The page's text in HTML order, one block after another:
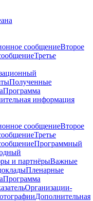
сообщениеВторое
Третье
Полученные
Программа
информация
сообщениеВторое
Третье
Программный
и партнёрыВажные
Пленарные
Программа
Организации-
Дополнительная